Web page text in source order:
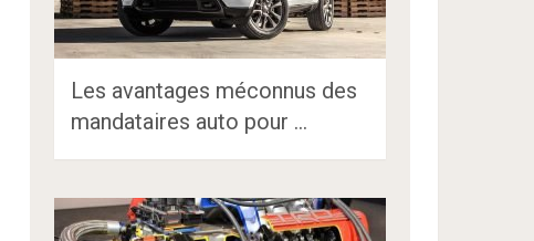
Les avantages méconnus des
mandataires auto pour …